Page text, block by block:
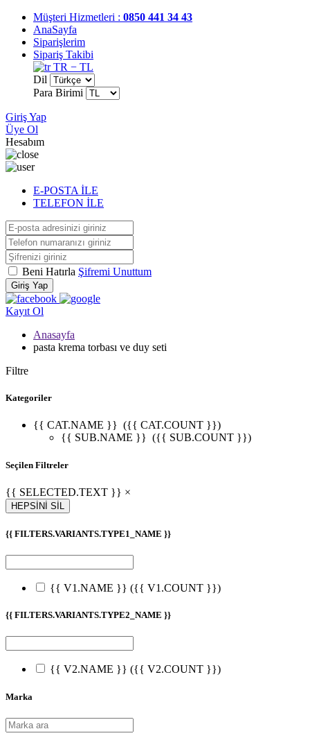
Müşteri Hizmetleri : 0850 441 34 43
AnaSayfa
Siparişlerim
Sipariş Takibi
TR − TL
Dil
Para Birimi
Giriş Yap
Üye Ol
Hesabım
E-POSTA İLE
TELEFON İLE
Beni Hatırla Şifremi Unuttum
Giriş Yap
Kayıt Ol
Anasayfa
pasta krema torbası ve duy seti
Filtre
Kategoriler
{{ CAT.NAME }} ({{ CAT.COUNT }})
{{ SUB.NAME }} ({{ SUB.COUNT }})
Seçilen Filtreler
{{ SELECTED.TEXT }} ×
HEPSİNİ SİL
{{ FILTERS.VARIANTS.TYPE1_NAME }}
{{ V1.NAME }} ({{ V1.COUNT }})
{{ FILTERS.VARIANTS.TYPE2_NAME }}
{{ V2.NAME }} ({{ V2.COUNT }})
Marka